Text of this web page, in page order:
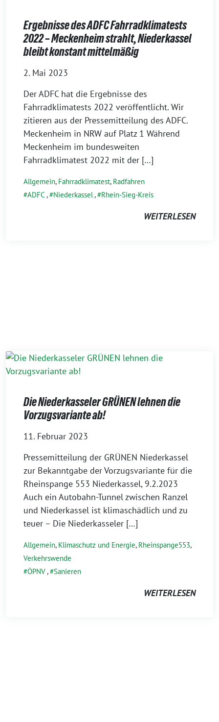
Ergebnisse des ADFC Fahrradklimatests
2022 – Meckenheim strahlt, Niederkassel
bleibt konstant mittelmäßig
2. Mai 2023
Der ADFC hat die Ergebnisse des
Fahrradklimatests 2022 veröffentlicht. Wir
zitieren aus der Pressemitteilung des ADFC.
Meckenheim in NRW auf Platz 1 Während
Meckenheim im bundesweiten
Fahrradklimatest 2022 mit der […]
Allgemein, Fahrradklimatest, Radfahren
ADFC , Niederkassel, Rhein-Sieg-Kreis
WEITERLESEN
Die Niederkasseler GRÜNEN lehnen die
Vorzugsvariante ab!
11. Februar 2023
Pressemitteilung der GRÜNEN Niederkassel
zur Bekanntgabe der Vorzugsvariante für die
Rheinspange 553 Niederkassel, 9.2.2023
Auch ein Autobahn-Tunnel zwischen Ranzel
und Niederkassel ist klimaschädlich und zu
teuer – Die Niederkasseler […]
Allgemein, Klimaschutz und Energie, Rheinspange553,
Verkehrswende
ÖPNV, Sanieren
WEITERLESEN